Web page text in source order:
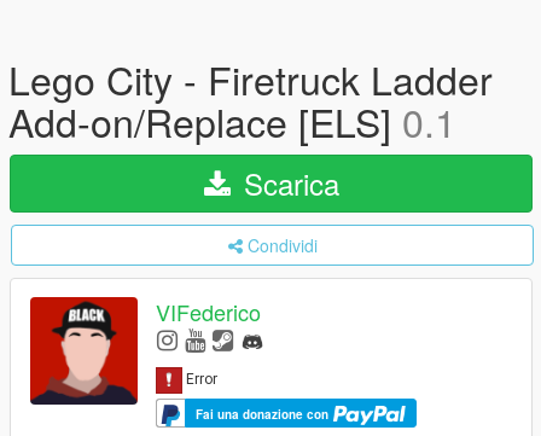
Lego City - Firetruck Ladder
Add-on/Replace [ELS] 0.1
Scarica
Condividi
VIFederico
Fai una donazione con